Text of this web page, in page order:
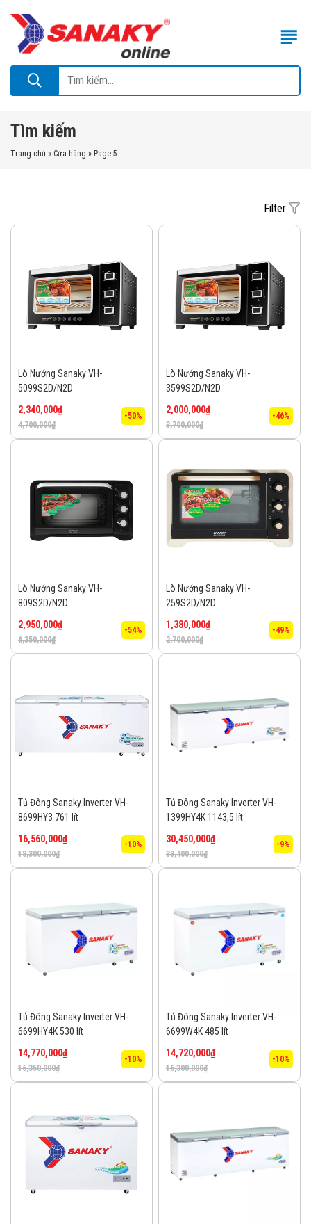
Tìm kiếm
Trang chủ » Cửa hàng » Page 5
Filter
Lò Nướng Sanaky VH-
5099S2D/N2D
4,700,000₫
2,340,000₫
-50%
Lò Nướng Sanaky VH-
3599S2D/N2D
3,700,000₫
2,000,000₫
-46%
Lò Nướng Sanaky VH-
809S2D/N2D
6,350,000₫
2,950,000₫
-54%
Lò Nướng Sanaky VH-
259S2D/N2D
2,700,000₫
1,380,000₫
-49%
Tủ Đông Sanaky Inverter VH-
8699HY3 761 lít
18,300,000₫
16,560,000₫
-10%
Tủ Đông Sanaky Inverter VH-
1399HY4K 1143,5 lít
33,400,000₫
30,450,000₫
-9%
Tủ Đông Sanaky Inverter VH-
6699HY4K 530 lít
16,350,000₫
14,770,000₫
-10%
Tủ Đông Sanaky Inverter VH-
6699W4K 485 lít
16,300,000₫
14,720,000₫
-10%